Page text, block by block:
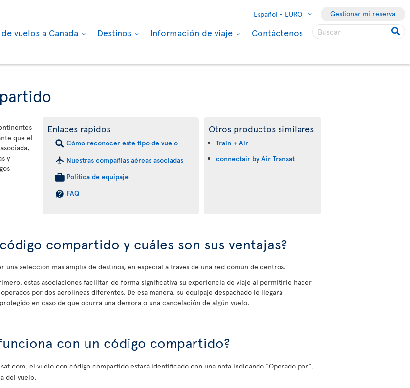
Español - EURO Gestionar mi reserva
vuelos a Canada Destinos Información de viaje Contáctenos
que el
y
Enlaces rápidos
Cómo reconocer este tipo de vuelo
Nuestras compañías aéreas asociadas
Política de equipaje
FAQ
Otros productos similares
Train + Air
connectair by Air Transat
compartido y cuáles son sus ventajas?
selección más amplia de destinos, en especial a través de una red común de centros.
estas asociaciones facilitan de forma significativa su experiencia de viaje al permitirle hacer
por dos aerolíneas diferentes. De esa manera, su equipaje despachado le llegará
en caso de que ocurra una demora o una cancelación de algún vuelo.
con un código compartido?
el vuelo con código compartido estará identificado con una nota indicando "Operado por",
del vuelo.